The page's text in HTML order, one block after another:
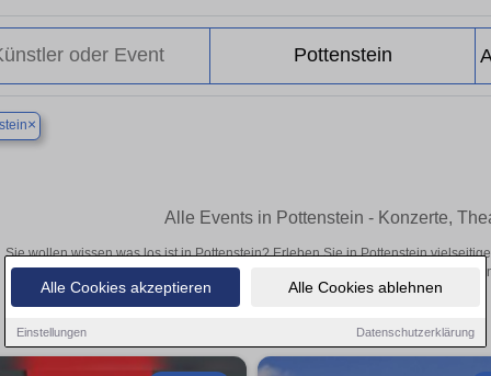
Alle Cookies akzeptieren Alle Cookies ablehnen
Einstellungen Datenschutzerklärung
×
Alle Events in Pottenstein - Konzerte,
Sie wollen wissen was los ist in Pottenstein? Erleben Sie in Pottenstein
Theateraufführungen oder aufregende Veranstaltungen in